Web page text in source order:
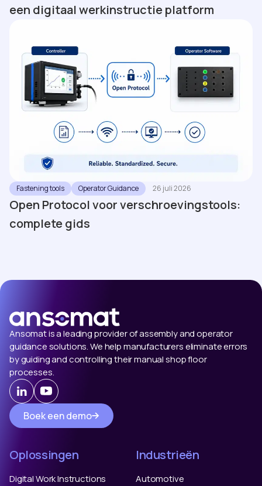
een digitaal werkinstructie platform
Fastening tools Operator Guidance 26 juli 2026
Open Protocol voor verschroevingstools:
complete gids
Ansomat is a leading provider of assembly and operator
guidance solutions. We help manufacturers eliminate errors
by guiding and controlling their manual shop floor
processes.
Boek een demo
Oplossingen
Digital Work Instructions
Industrieën
Automotive